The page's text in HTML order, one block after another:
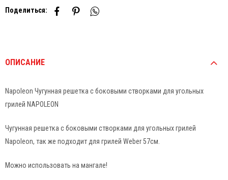
Поделиться:
ОПИСАНИЕ
Napoleon Чугунная решетка с боковыми створками для угольных
грилей NAPOLEON
Чугунная решетка c боковыми створками для угольных грилей
Napoleon, так же подходит для грилей Weber 57см.
Можно использовать на мангале!